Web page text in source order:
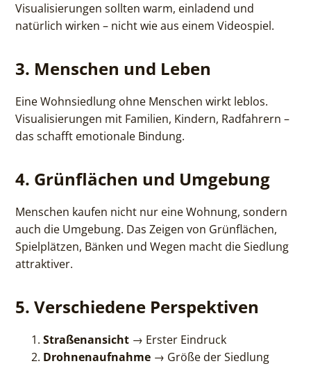
Visualisierungen sollten warm, einladend und
natürlich wirken – nicht wie aus einem Videospiel.
3. Menschen und Leben
Eine Wohnsiedlung ohne Menschen wirkt leblos.
Visualisierungen mit Familien, Kindern, Radfahrern –
das schafft emotionale Bindung.
4. Grünflächen und Umgebung
Menschen kaufen nicht nur eine Wohnung, sondern
auch die Umgebung. Das Zeigen von Grünflächen,
Spielplätzen, Bänken und Wegen macht die Siedlung
attraktiver.
5. Verschiedene Perspektiven
Straßenansicht → Erster Eindruck
Drohnenaufnahme → Größe der Siedlung